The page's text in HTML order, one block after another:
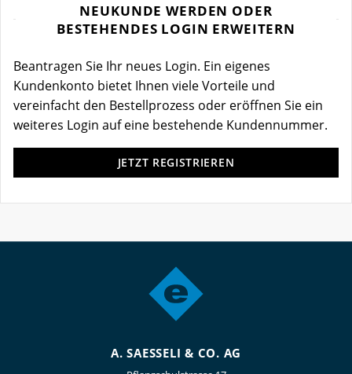
NEUKUNDE WERDEN ODER
BESTEHENDES LOGIN ERWEITERN
Beantragen Sie Ihr neues Login. Ein eigenes
Kundenkonto bietet Ihnen viele Vorteile und
vereinfacht den Bestellprozess oder eröffnen Sie ein
weiteres Login auf eine bestehende Kundennummer.
JETZT REGISTRIEREN
A. SAESSELI & CO. AG